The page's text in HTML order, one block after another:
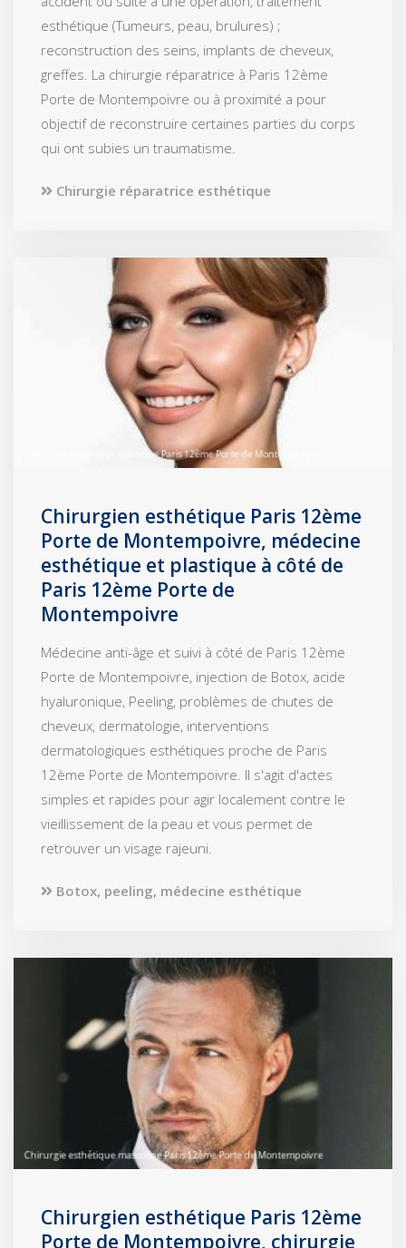
esthétique (Tumeurs, peau, brulures) ;
reconstruction des seins, implants de cheveux,
greffes. La chirurgie réparatrice à Paris 12ème
Porte de Montempoivre ou à proximité a pour
objectif de reconstruire certaines parties du corps
qui ont subies un traumatisme.
Chirurgie réparatrice esthétique
Chirurgien esthétique Paris 12ème
Porte de Montempoivre, médecine
esthétique et plastique à côté de
Paris 12ème Porte de
Montempoivre
Médecine anti-âge et suivi à côté de Paris 12ème
Porte de Montempoivre, injection de Botox, acide
hyaluronique, Peeling, problèmes de chutes de
cheveux, dermatologie, interventions
dermatologiques esthétiques proche de Paris
12ème Porte de Montempoivre. Il s'agit d'actes
simples et rapides pour agir localement contre le
vieillissement de la peau et vous permet de
retrouver un visage rajeuni.
Botox, peeling, médecine esthétique
Chirurgien esthétique Paris 12ème
Porte de Montempoivre, chirurgie